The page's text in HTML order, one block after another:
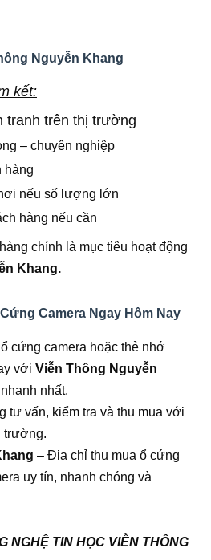
Nguyễn Khang
kết:
tranh trên thị trường
– chuyên nghiệp
hàng
nếu số lượng lớn
hàng nếu cần
chính là mục tiêu hoạt động
Khang.
Camera Ngay Hôm Nay
cứng camera hoặc thẻ nhớ
với Viễn Thông Nguyễn
nhất.
tư vấn, kiểm tra và thu mua với
trường.
– Địa chỉ thu mua ổ cứng
uy tín, nhanh chóng và
NGHỆ TIN HỌC VIỄN THÔNG